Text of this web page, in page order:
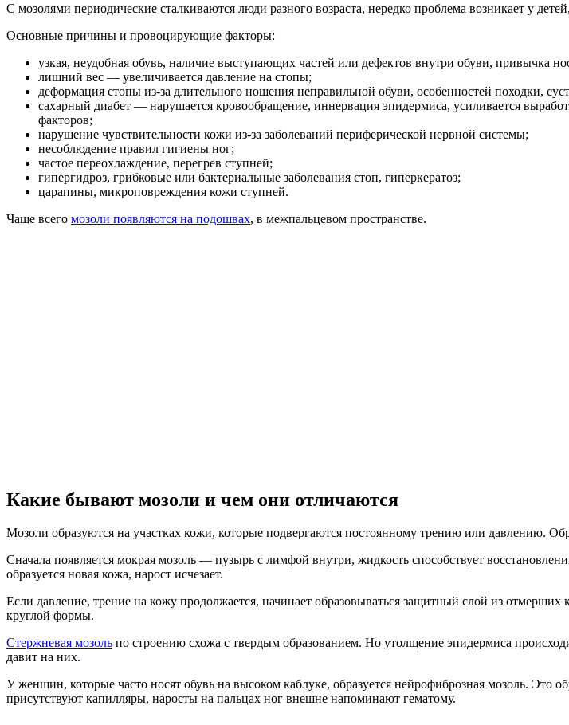
С мозолями периодические сталкиваются люди разного возраста, нередко проблема возникает у
Основные причины и провоцирующие факторы:
узкая, неудобная обувь, наличие выступающих частей или дефектов внутри обуви, привычка
лишний вес — увеличивается давление на стопы;
деформация стопы из-за длительного ношения неправильной обуви, особенностей походки,
сахарный диабет — нарушается кровообращение, иннервация эпидермиса, усиливается
факторов;
нарушение чувствительности кожи из-за заболеваний периферической нервной системы;
несоблюдение правил гигиены ног;
частое переохлаждение, перегрев ступней;
гипергидроз, грибковые или бактериальные заболевания стоп, гиперкератоз;
царапины, микроповреждения кожи ступней.
Чаще всего мозоли появляются на подошвах, в межпальцевом пространстве.
Какие бывают мозоли и чем они отличаются
Мозоли образуются на участках кожи, которые подвергаются постоянному трению или давлению.
Сначала появляется мокрая мозоль — пузырь с лимфой внутри, жидкость способствует
образуется новая кожа, нарост исчезает.
Если давление, трение на кожу продолжается, начинает образовываться защитный слой из отмерших
круглой формы.
Стержневая мозоль по строению схожа с твердым образованием. Но утолщение эпидермиса
давит на них.
У женщин, которые часто носят обувь на высоком каблуке, образуется нейрофиброзная мозоль. Это
присутствуют капилляры, наросты на пальцах ног внешне напоминают гематому.